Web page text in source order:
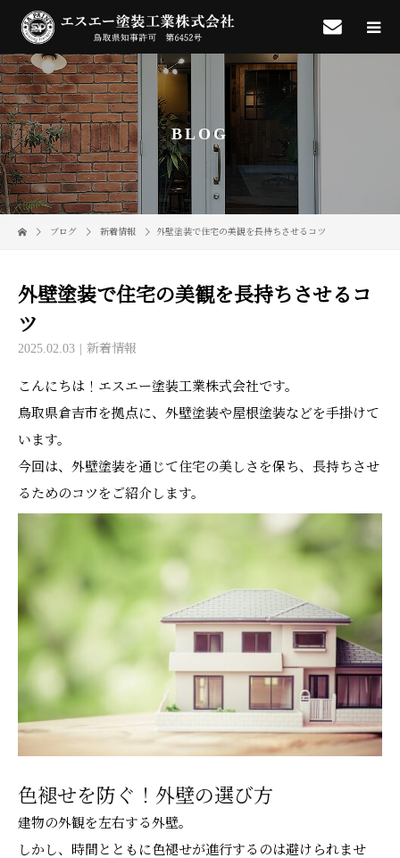
BLOG
ブログ 新着情報 外壁塗装で住宅の美観を長持ちさせるコツ
外壁塗装で住宅の美観を長持ちさせるコ
ツ
2025.02.03 新着情報
こんにちは！エスエー塗装工業株式会社です。
鳥取県倉吉市を拠点に、外壁塗装や屋根塗装などを手掛けて
います。
今回は、外壁塗装を通じて住宅の美しさを保ち、長持ちさせ
るためのコツをご紹介します。
色褪せを防ぐ！外壁の選び方
建物の外観を左右する外壁。
しかし、時間とともに色褪せが進行するのは避けられませ